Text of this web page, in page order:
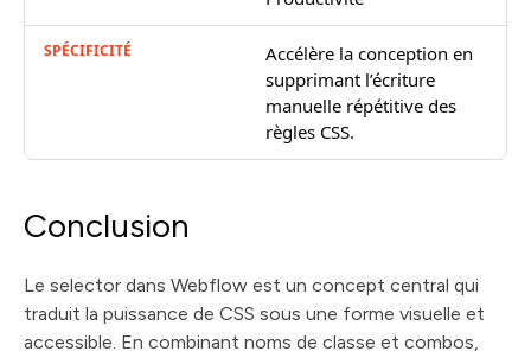
Accélère la conception en
supprimant l’écriture
manuelle répétitive des
règles CSS.
Conclusion
Le selector dans Webflow est un concept central qui
traduit la puissance de CSS sous une forme visuelle et
accessible. En combinant noms de classe et combos,